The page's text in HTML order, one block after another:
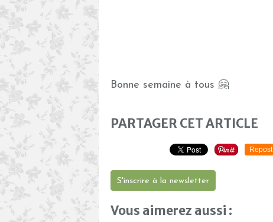
Bonne semaine à tous 🤗
PARTAGER CET ARTICLE
Repost
S'inscrire à la newsletter
Vous aimerez aussi :